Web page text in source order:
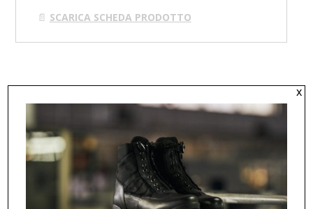
📄 SCARICA SCHEDA PRODOTTO
PRODOTTI CORRELATI x